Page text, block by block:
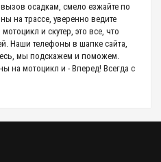
осадкам, смело езжайте по
на трассе, уверенно ведите
и скутер, это все, что
Наши телефоны в шапке сайта,
мы подскажем и поможем.
на мотоцикл и - Вперед! Всегда с